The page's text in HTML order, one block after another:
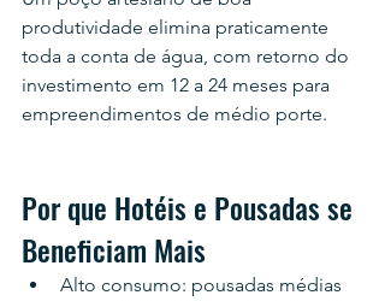
produtividade elimina praticamente
toda a conta de água, com retorno do
investimento em 12 a 24 meses para
empreendimentos de médio porte.
Por que Hotéis e Pousadas se
Beneficiam Mais
Alto consumo: pousadas médias